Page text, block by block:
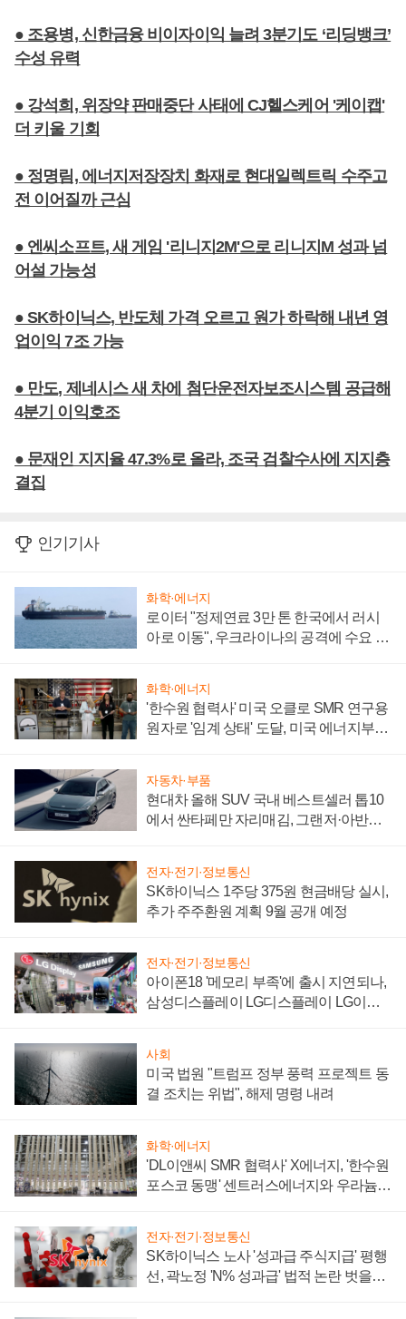
● 조용병, 신한금융 비이자이익 늘려 3분기도 ‘리딩뱅크’
수성 유력
● 강석희, 위장약 판매중단 사태에 CJ헬스케어 '케이캡'
더 키울 기회
● 정명림, 에너지저장장치 화재로 현대일렉트릭 수주고
전 이어질까 근심
● 엔씨소프트, 새 게임 '리니지2M'으로 리니지M 성과 넘
어설 가능성
● SK하이닉스, 반도체 가격 오르고 원가 하락해 내년 영
업이익 7조 가능
● 만도, 제네시스 새 차에 첨단운전자보조시스템 공급해
4분기 이익호조
● 문재인 지지율 47.3%로 올라, 조국 검찰수사에 지지층
결집
인기기사
화학·에너지
로이터 "정제연료 3만 톤 한국에서 러시
아로 이동", 우크라이나의 공격에 수요 늘
화학·에너지
'한수원 협력사' 미국 오클로 SMR 연구용
원자로 '임계 상태' 도달, 미국 에너지부
자동차·부품
현대차 올해 SUV 국내 베스트셀러 톱10
에서 싼타페만 자리매김, 그랜저·아반떼
전자·전기·정보통신
SK하이닉스 1주당 375원 현금배당 실시,
추가 주주환원 계획 9월 공개 예정
전자·전기·정보통신
아이폰18 '메모리 부족'에 출시 지연되나,
삼성디스플레이 LG디스플레이 LG이노
사회
미국 법원 "트럼프 정부 풍력 프로젝트 동
결 조치는 위법", 해제 명령 내려
화학·에너지
'DL이앤씨 SMR 협력사' X에너지, '한수원
포스코 동맹' 센트러스에너지와 우라늄
전자·전기·정보통신
SK하이닉스 노사 '성과급 주식지급' 평행
선, 곽노정 'N% 성과급' 법적 논란 벗을지